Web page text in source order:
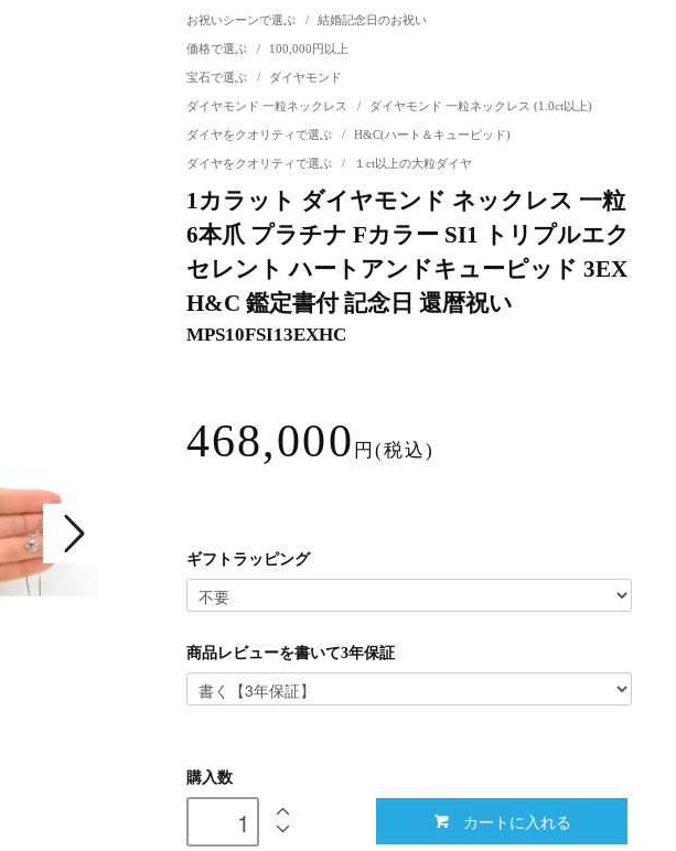
お祝いシーンで選ぶ / 結婚記念日のお祝い
価格で選ぶ / 100,000円以上
宝石で選ぶ / ダイヤモンド
ダイヤモンド 一粒ネックレス / ダイヤモンド 一粒ネックレス (1.0ct以上)
ダイヤをクオリティで選ぶ / H&C(ハート＆キューピッド)
ダイヤをクオリティで選ぶ / １ct以上の大粒ダイヤ
1カラット ダイヤモンド ネックレス 一粒
6本爪 プラチナ Fカラー SI1 トリプルエク
セレント ハートアンドキューピッド 3EX
H&C 鑑定書付 記念日 還暦祝い
MPS10FSI13EXHC
468,000 円(税込)
ギフトラッピング
商品レビューを書いて3年保証
購入数
カートに入れる